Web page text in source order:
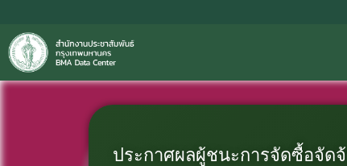
ประกาศผลผู้ชนะการจัดซื้อจัด